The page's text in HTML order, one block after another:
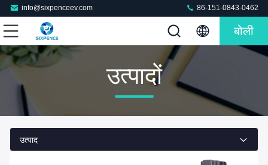
info@sixpenceev.com 86-151-0843-0462
बोली
उत्पादों
उत्पाद